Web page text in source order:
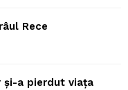
Rece
și-a pierdut viața